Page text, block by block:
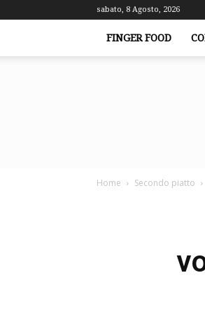
sabato, 8 Agosto, 2026
FINGER FOOD
Home Secondo piatto